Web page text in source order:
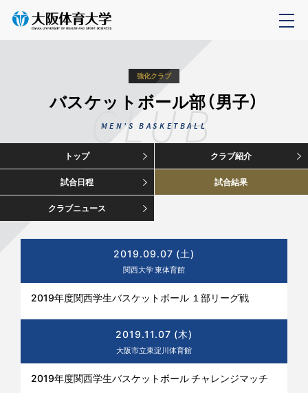
強化クラブ
バスケットボール部（男子）
MEN'S BASKETBALL
CLUB
トップ クラブ紹介
試合日程 試合結果
クラブニュース
2019.09.07 (土)
2019年度関西学生バスケットボール １部リーグ戦
関西大学 東体育館
2019.11.07 (木)
2019年度関西学生バスケットボール チャレンジマッチ
大阪市立東淀川体育館